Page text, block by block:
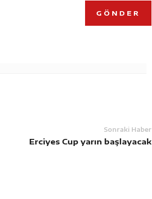
GÖNDER
Sonraki Haber
Erciyes Cup yarın başlayacak